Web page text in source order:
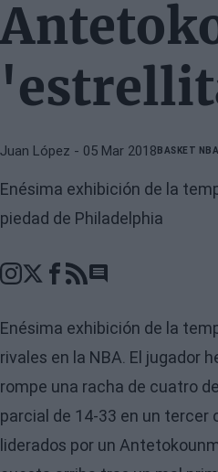
Juan López - 05 Mar 2018BASKET NBA
Enésima exhibición de la
piedad de Philadelphia
Go to comments
Enésima exhibición de la
rivales en la NBA. El jugador
rompe una racha de cuatro
parcial de 14-33 en un tercer
liderados por un